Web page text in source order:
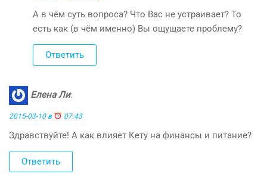
А в чём суть вопроса? Что Вас не устраивает? То
есть как (в чём именно) Вы ощущаете проблему?
Ответить
Елена Ли:
2015-03-10 в 07:43
Здравствуйте! А как влияет Кету на финансы и питание?
Ответить